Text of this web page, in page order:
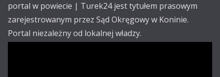
portal w powiecie | Turek24 jest tytułem prasowym
zarejestrowanym przez Sąd Okręgowy w Koninie.
Portal niezależny od lokalnej władzy.